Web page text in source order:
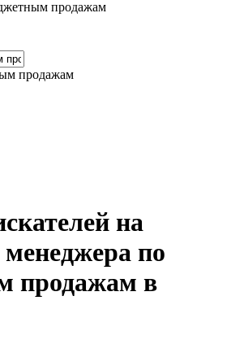
продажам
продажам
на
по
продажам в